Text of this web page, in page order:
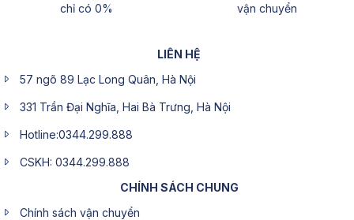
chỉ có 0% vận chuyển
LIÊN HỆ
57 ngõ 89 Lạc Long Quân, Hà Nội
331 Trần Đại Nghĩa, Hai Bà Trưng, Hà Nội
Hotline:0344.299.888
CSKH: 0344.299.888
CHÍNH SÁCH CHUNG
Chính sách vận chuyển